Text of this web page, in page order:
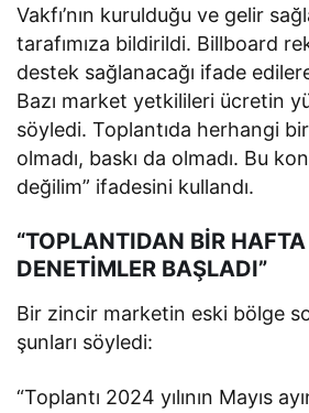
Vakfı’nın kurulduğu ve gelir
tarafımıza bildirildi. Billboard
destek sağlanacağı ifade
Bazı market yetkilileri ücretin
söyledi. Toplantıda herhangi
olmadı, baskı da olmadı. Bu
değilim” ifadesini kullandı.
“TOPLANTIDAN BİR
DENETİMLER BAŞLADI”
Bir zincir marketin eski bölge
şunları söyledi:
“Toplantı 2024 yılının Mayıs